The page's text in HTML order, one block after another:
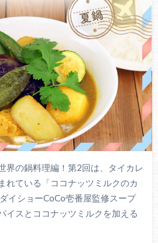
界の鍋料理編！第2回は、タイカレ
れている「ココナッツミルクのカ
イショーCoCo壱番屋監修スープ
イスとココナッツミルクを加える